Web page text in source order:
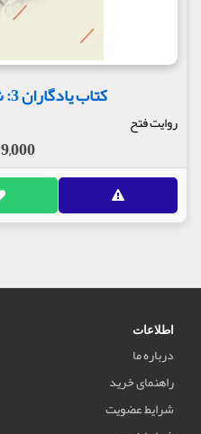
کتاب یادگاران 3: شهید مهدی باکری
روایت فتح
9,000 تومان
اطلاعات
درباره ما
راهنمای خرید
شرایط عضویت